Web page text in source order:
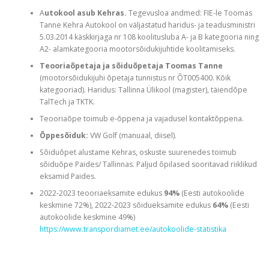
Autokool asub Kehras. Tegevusloa andmed: FIE-le Toomas
Tanne Kehra Autokool on väljastatud haridus- ja teadusministri
5.03.2014 käskkirjaga nr 108 koolitusluba A- ja B kategooria ning
A2- alamkategooria mootorsõidukijuhtide koolitamiseks.
Teooriaõpetaja ja sõiduõpetaja Toomas Tanne
(mootorsõidukijuhi õpetaja tunnistus nr ÕT005400. Kõik
kategooriad). Haridus: Tallinna Ülikool (magister), täiendõpe
TalTech ja TKTK.
Teooriaõpe toimub e-õppena ja vajadusel kontaktõppena.
Õppesõiduk: VW Golf (manuaal, diisel).
Sõiduõpet alustame Kehras, oskuste suurenedes toimub
sõiduõpe Paides/ Tallinnas. Paljud õpilased sooritavad riiklikud
eksamid Paides.
2022-2023 teooriaeksamite edukus 94% (Eesti autokoolide
keskmine 72%), 2022-2023 sõidueksamite edukus64%(Eesti
autokoolide keskmine 49%)
https://www.transpordiamet.ee/autokoolide-statistika